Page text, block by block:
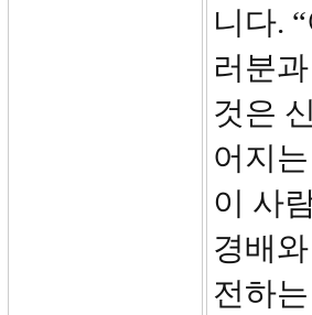
니다.
러분
것은
어지
이 사
경배
전하